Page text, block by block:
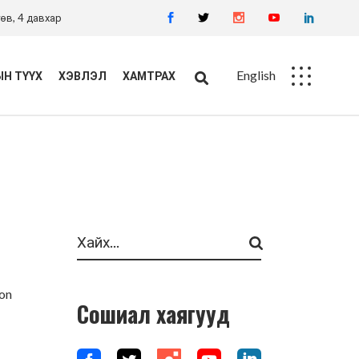
4 давхар
ТҮҮХ ХЭВЛЭЛ ХАМТРАХ English
Сошиал хаягууд